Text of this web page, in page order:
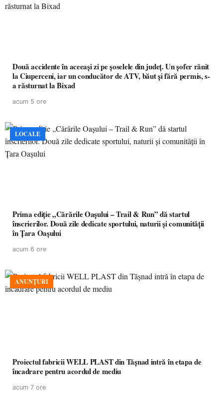
Două accidente în aceeași zi pe șoselele din județ. Un șofer rănit
la Ciuperceni, iar un conducător de ATV, băut și fără permis, s-
a răsturnat la Bixad
acum 5 ore
LOCALE
Prima ediție „Cărările Oașului – Trail & Run” dă startul
înscrierilor. Două zile dedicate sportului, naturii și comunității
în Țara Oașului
acum 6 ore
ANUNȚURI
Proiectul fabricii WELL PLAST din Tășnad intră în etapa de
încadrare pentru acordul de mediu
acum 7 ore